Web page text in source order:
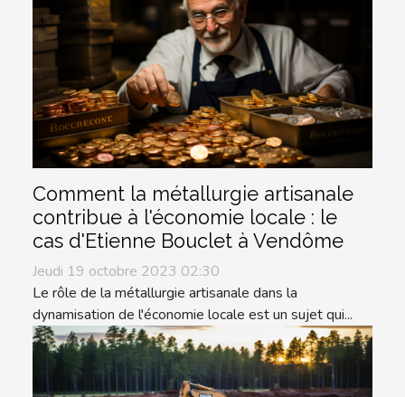
Comment la métallurgie artisanale
contribue à l'économie locale : le
cas d'Etienne Bouclet à Vendôme
Jeudi 19 octobre 2023 02:30
Le rôle de la métallurgie artisanale dans la
dynamisation de l'économie locale est un sujet qui...